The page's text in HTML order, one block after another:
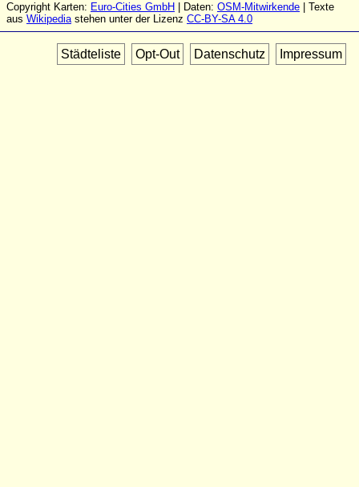
Copyright Karten: Euro-Cities GmbH | Daten: OSM-Mitwirkende | Texte
aus Wikipediastehen unter der Lizenz CC-BY-SA 4.0
Städteliste Opt-Out Datenschutz Impressum